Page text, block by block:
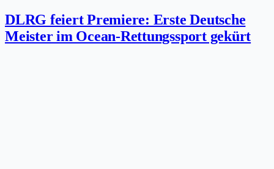
DLRG feiert Premiere: Erste Deutsche
Meister im Ocean-Rettungssport gekürt